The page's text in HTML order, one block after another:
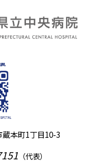
本町1丁目10-3
（代表）